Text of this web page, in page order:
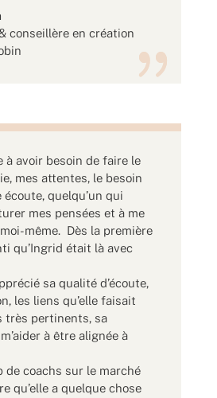
conseillère en création
à avoir besoin de faire le
mes attentes, le besoin
quelqu’un qui
mes pensées et à me
même. Dès la première
qu’Ingrid était là avec
sa qualité d’écoute,
les liens qu’elle faisait
très pertinents, sa
à être alignée à
de coachs sur le marché
qu’elle a quelque chose